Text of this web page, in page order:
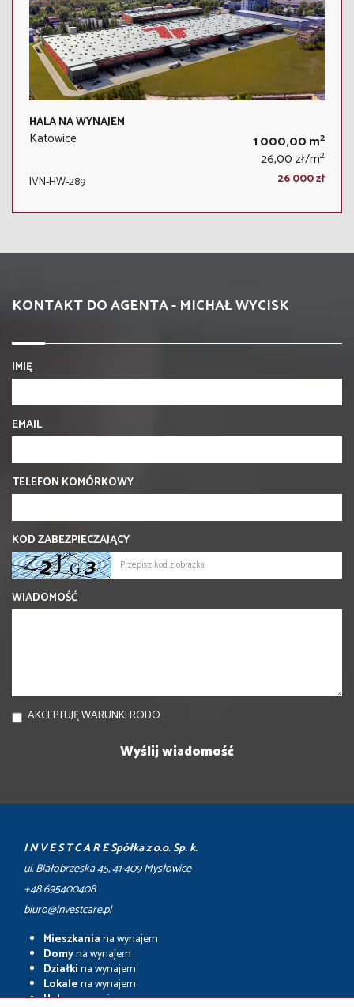
HALA NA WYNAJEM
Katowice 1 000,00 m2
26,00 zł/m2
IVN-HW-289 26 000 zł
KONTAKT DO AGENTA - MICHAŁ WYCISK
IMIĘ
EMAIL
TELEFON KOMÓRKOWY
KOD ZABEZPIECZAJĄCY
WIADOMOŚĆ
AKCEPTUJĘ WARUNKI RODO
I N V E S T C A R E Spółka z o.o. Sp. k.
ul. Białobrzeska 45, 41-409 Mysłowice
+48 695400408
biuro@investcare.pl
Mieszkaniana wynajem
Domyna wynajem
Działkina wynajem
Lokalena wynajem
Halena wynajem